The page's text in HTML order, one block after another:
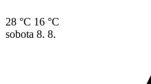
28 °C 16 °C
sobota 8. 8.